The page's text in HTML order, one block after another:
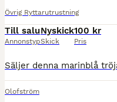
Övrig Ryttarutrustning
Till salu
Annonstyp
Nyskick
Skick
100 kr
Pris
Olofström